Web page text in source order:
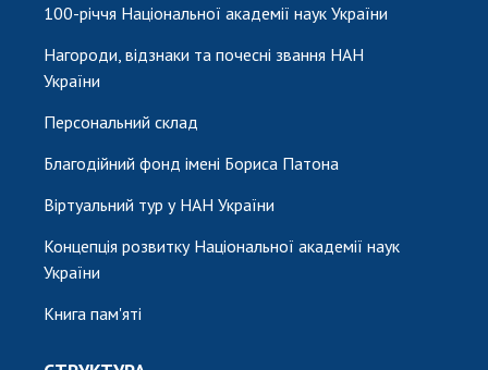
100-річчя Національної академії наук України
Нагороди, відзнаки та почесні звання НАН
України
Персональний склад
Благодійний фонд імені Бориса Патона
Віртуальний тур у НАН України
Концепція розвитку Національної академії наук
України
Книга пам'яті